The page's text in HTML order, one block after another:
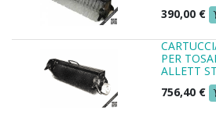
390,00 €
PER
ALLETT
756,40 €